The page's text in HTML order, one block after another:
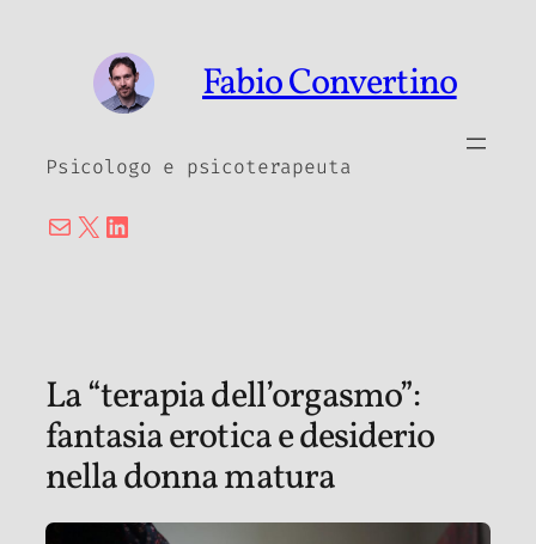
contenuto
Fabio Convertino
Psicologo e psicoterapeuta
Email
X LinkedIn
La “terapia dell’orgasmo”:
fantasia erotica e desiderio
nella donna matura